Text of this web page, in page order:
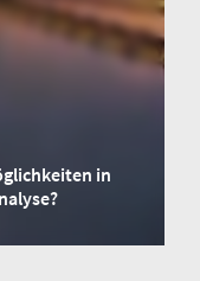
in
Abwasseranalyse so
Methode für sie am